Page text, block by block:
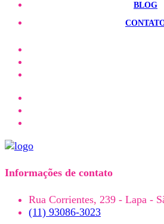
BLOG
Informações de contato
Rua Corrientes, 239 - Lapa -
(11) 93086-3023